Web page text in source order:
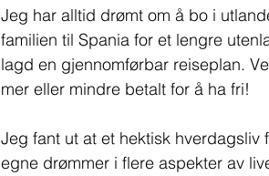
Jeg har alltid drømt om å bo i
familien til Spania for et lengre
lagd en gjennomførbar reiseplan.
mer eller mindre betalt for å ha fri!
Jeg fant ut at et hektisk
egne drømmer i flere aspekter av